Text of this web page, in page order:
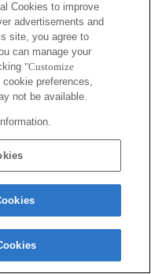
nie jest obsługiwany.
Cookies to improve
advertisements and
site, you agree to
can manage your
"Customize
preferences,
not be available.